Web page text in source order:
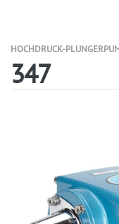
HOCHDRUCK-
347